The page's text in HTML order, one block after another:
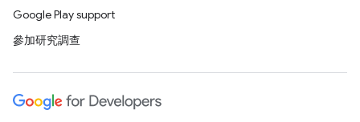
Google Play support
參加研究調查